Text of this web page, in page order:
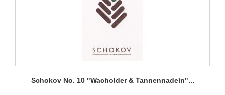
Schokov No. 10 "Wacholder & Tannennadeln"...